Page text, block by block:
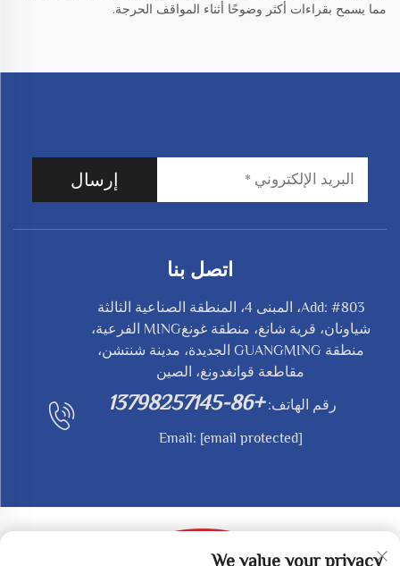
مما يسمح بقراءات أكثر وضوحًا أثناء المواقف الحرجة.
إرسال
اتصل بنا
Add: #803، المبنى 4، المنطقة الصناعية الثالثة
شياونان، قرية شانغ، منطقة غونغMING الفرعية،
منطقة GUANGMING الجديدة، مدينة شنتشن،
مقاطعة قوانغدونغ، الصين
رقم الهاتف: +86-13798257145
Email: [email protected]
We value your privacy